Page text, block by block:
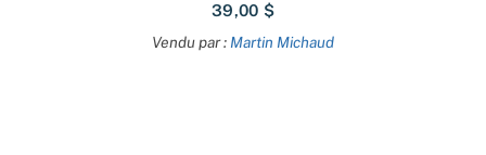
39,00 $
Vendu par : Martin Michaud